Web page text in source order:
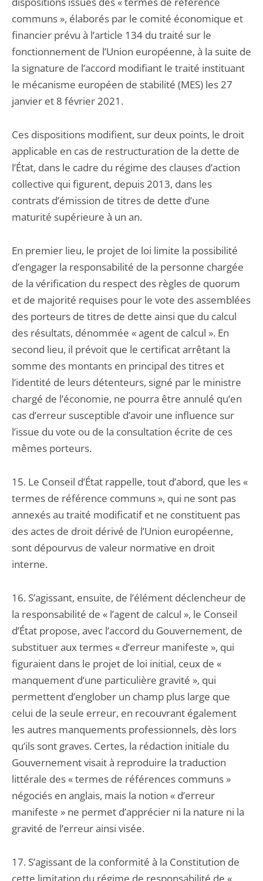
communs », élaborés par le comité économique et
financier prévu à l’article 134 du traité sur le
fonctionnement de l’Union européenne, à la suite de
la signature de l’accord modifiant le traité instituant
le mécanisme européen de stabilité (MES) les 27
janvier et 8 février 2021.
Ces dispositions modifient, sur deux points, le droit
applicable en cas de restructuration de la dette de
l’État, dans le cadre du régime des clauses d’action
collective qui figurent, depuis 2013, dans les
contrats d’émission de titres de dette d’une
maturité supérieure à un an.
En premier lieu, le projet de loi limite la possibilité
d’engager la responsabilité de la personne chargée
de la vérification du respect des règles de quorum
et de majorité requises pour le vote des assemblées
des porteurs de titres de dette ainsi que du calcul
des résultats, dénommée « agent de calcul ». En
second lieu, il prévoit que le certificat arrêtant la
somme des montants en principal des titres et
l’identité de leurs détenteurs, signé par le ministre
chargé de l’économie, ne pourra être annulé qu’en
cas d’erreur susceptible d’avoir une influence sur
l’issue du vote ou de la consultation écrite de ces
mêmes porteurs.
15. Le Conseil d’État rappelle, tout d’abord, que les «
termes de référence communs », qui ne sont pas
annexés au traité modificatif et ne constituent pas
des actes de droit dérivé de l’Union européenne,
sont dépourvus de valeur normative en droit
interne.
16. S’agissant, ensuite, de l’élément déclencheur de
la responsabilité de « l’agent de calcul », le Conseil
d’État propose, avec l’accord du Gouvernement, de
substituer aux termes « d’erreur manifeste », qui
figuraient dans le projet de loi initial, ceux de «
manquement d’une particulière gravité », qui
permettent d’englober un champ plus large que
celui de la seule erreur, en recouvrant également
les autres manquements professionnels, dès lors
qu’ils sont graves. Certes, la rédaction initiale du
Gouvernement visait à reproduire la traduction
littérale des « termes de références communs »
négociés en anglais, mais la notion « d’erreur
manifeste » ne permet d’apprécier ni la nature ni la
gravité de l’erreur ainsi visée.
17. S’agissant de la conformité à la Constitution de